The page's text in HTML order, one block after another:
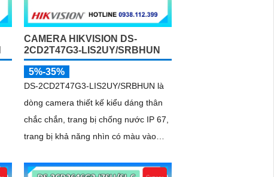
CAMERA HIKVISION DS-
2CD2T47G3-LIS2UY/SRBHUN
5%-35%
DS-2CD2T47G3-LIS2UY/SRBHUN là
dòng camera thiết kế kiểu dáng thân
chắc chắn, trang bị chống nước IP 67,
trang bị khả năng nhìn có màu vào
phát hiện chuyển động và phân biệt